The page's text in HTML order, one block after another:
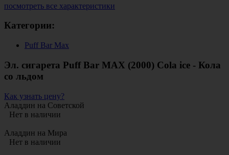
посмотреть все характеристики
Категории:
Puff Bar Max
Эл. сигарета Puff Bar MAX (2000) Cola ice - Кола
со льдом
Как узнать цену?
Аладдин на Советской
Нет в наличии
Аладдин на Мира
Нет в наличии